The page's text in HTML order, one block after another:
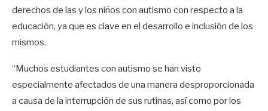
derechos de las y los niños con autismo con respecto a la
educación, ya que es clave en el desarrollo e inclusión de los
mismos.
“Muchos estudiantes con autismo se han visto
especialmente afectados de una manera desproporcionada
a causa de la interrupción de sus rutinas, así como por los